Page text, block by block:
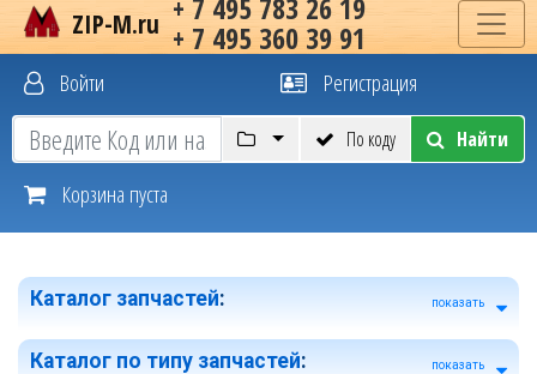
+ 7 495 360 39 91
ZIP-M.ru
Войти Регистрация
По коду Найти
Корзина пуста
Каталог запчастей: показать
Каталог по типу запчастей: показать